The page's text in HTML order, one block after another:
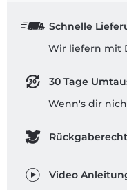
Schnelle
Wir liefern mit
30 Tage
Wenn's dir
Rückgaberecht
Video